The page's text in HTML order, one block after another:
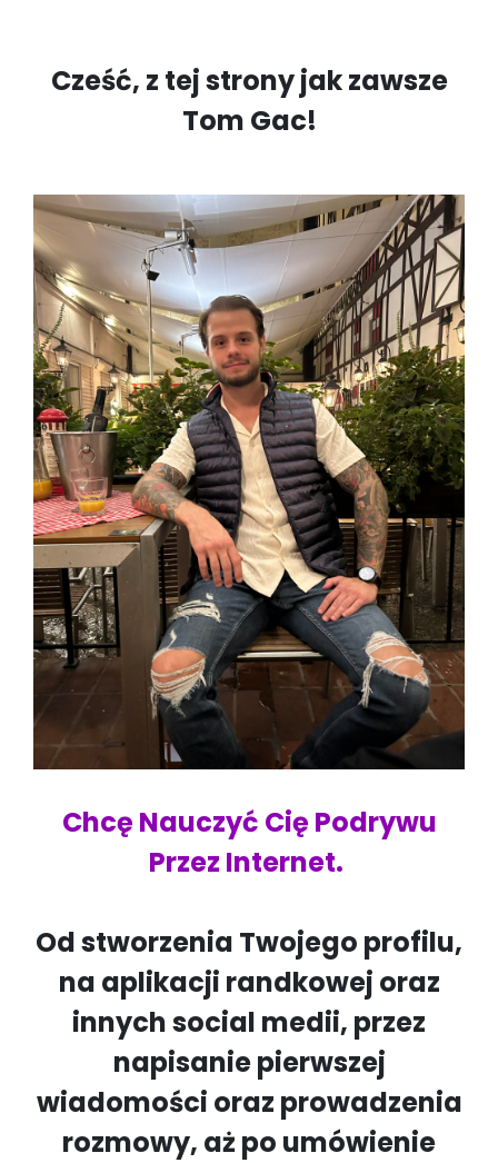
Cześć, z tej strony jak zawsze
Tom Gac!
Chcę Nauczyć Cię Podrywu
Przez Internet.
Od stworzenia Twojego profilu,
na aplikacji randkowej oraz
innych social medii, przez
napisanie pierwszej
wiadomości oraz prowadzenia
rozmowy, aż po umówienie